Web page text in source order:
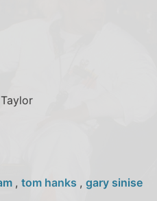
, tom hanks , gary sinise